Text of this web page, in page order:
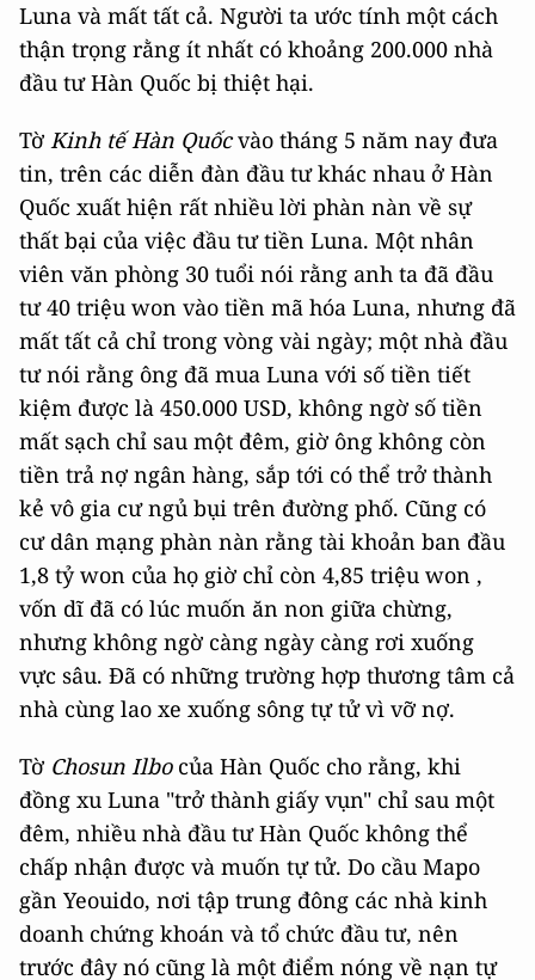
Luna và mất tất cả. Người ta ước tính một cách
thận trọng rằng ít nhất có khoảng 200.000 nhà
đầu tư Hàn Quốc bị thiệt hại.
Tờ Kinh tế Hàn Quốcvào tháng 5 năm nay đưa
tin, trên các diễn đàn đầu tư khác nhau ở Hàn
Quốc xuất hiện rất nhiều lời phàn nàn về sự
thất bại của việc đầu tư tiền Luna. Một nhân
viên văn phòng 30 tuổi nói rằng anh ta đã đầu
tư 40 triệu won vào tiền mã hóa Luna, nhưng đã
mất tất cả chỉ trong vòng vài ngày; một nhà đầu
tư nói rằng ông đã mua Luna với số tiền tiết
kiệm được là 450.000 USD, không ngờ số tiền
mất sạch chỉ sau một đêm, giờ ông không còn
tiền trả nợ ngân hàng, sắp tới có thể trở thành
kẻ vô gia cư ngủ bụi trên đường phố. Cũng có
cư dân mạng phàn nàn rằng tài khoản ban đầu
1,8 tỷ won của họ giờ chỉ còn 4,85 triệu won ,
vốn dĩ đã có lúc muốn ăn non giữa chừng,
nhưng không ngờ càng ngày càng rơi xuống
vực sâu. Đã có những trường hợp thương tâm cả
nhà cùng lao xe xuống sông tự tử vì vỡ nợ.
Tờ Chosun Ilbocủa Hàn Quốc cho rằng, khi
đồng xu Luna "trở thành giấy vụn" chỉ sau một
đêm, nhiều nhà đầu tư Hàn Quốc không thể
chấp nhận được và muốn tự tử. Do cầu Mapo
gần Yeouido, nơi tập trung đông các nhà kinh
doanh chứng khoán và tổ chức đầu tư, nên
trước đây nó cũng là một điểm nóng về nạn tự